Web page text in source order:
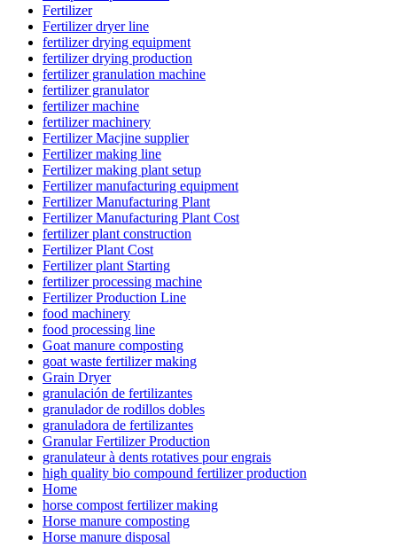
Fertilizer
Fertilizer dryer line
fertilizer drying equipment
fertilizer drying production
fertilizer granulation machine
fertilizer granulator
fertilizer machine
fertilizer machinery
Fertilizer Macjine supplier
Fertilizer making line
Fertilizer making plant setup
Fertilizer manufacturing equipment
Fertilizer Manufacturing Plant
Fertilizer Manufacturing Plant Cost
fertilizer plant construction
Fertilizer Plant Cost
Fertilizer plant Starting
fertilizer processing machine
Fertilizer Production Line
food machinery
food processing line
Goat manure composting
goat waste fertilizer making
Grain Dryer
granulación de fertilizantes
granulador de rodillos dobles
granuladora de fertilizantes
Granular Fertilizer Production
granulateur à dents rotatives pour engrais
high quality bio compound fertilizer production
Home
horse compost fertilizer making
Horse manure composting
Horse manure disposal